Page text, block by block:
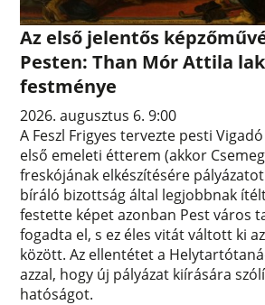
Az első jelentős
Pesten: Than Mór Attila
festménye
2026. augusztus 6. 9:00
A Feszl Frigyes tervezte pesti
első emeleti étterem (akkor
freskójának elkészítésére
bíráló bizottság által legjobbnak
festette képet azonban Pest város
fogadta el, s ez éles vitát váltott ki
között. Az ellentétet a
azzal, hogy új pályázat kiírására
hatóságot.